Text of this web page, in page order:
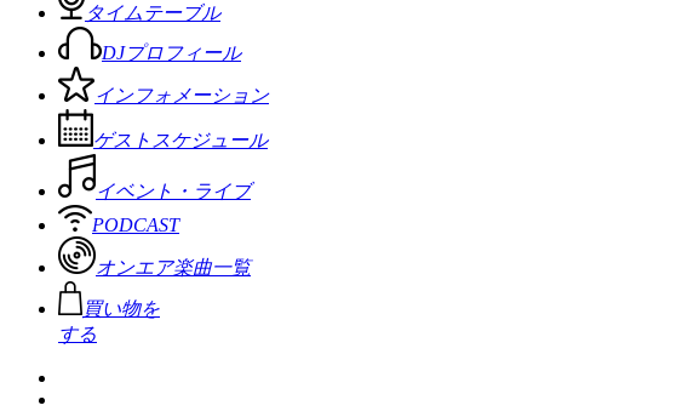
タイムテーブル
DJプロフィール
インフォメーション
ゲストスケジュール
イベント・ライブ
PODCAST
オンエア楽曲一覧
買い物を
する